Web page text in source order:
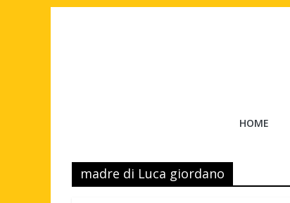
Tuttouomini
Cinema,
Motori,
HOME
madre di Luca giordano